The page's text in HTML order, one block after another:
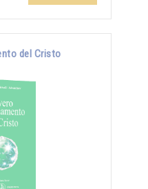
del Cristo